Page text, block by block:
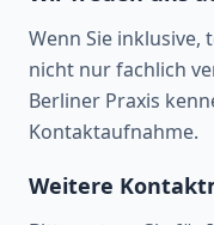
Wenn Sie
nicht nur fachlich
Berliner Praxis
Kontaktaufnahme.
Weitere